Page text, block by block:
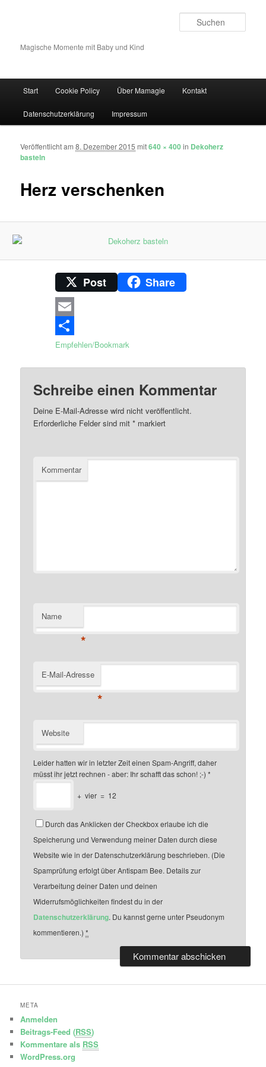
Magische Momente mit Baby und Kind
Zum Inhalt wechseln
Zum sekundären Inhalt wechseln
Start Cookie Policy Über Mamagie Kontakt
Datenschutzerklärung Impressum
Bilder-Navigation
Herz verschenken
Veröffentlicht am8. Dezember 2015 mit640 × 400in Dekoherz
basteln
Post Share
Email
Empfehlen/Bookmark
Schreibe einen Kommentar
Deine E-Mail-Adresse wird nicht veröffentlicht.
Erforderliche Felder sind mit* markiert
Kommentar
Name
*
E-Mail-Adresse
*
Website
Leider hatten wir in letzter Zeit einen Spam-Angriff, daher
müsst ihr jetzt rechnen - aber: Ihr schafft das schon! ;-) *
+ vier = 12
Durch das Anklicken der Checkbox erlaube ich die
Speicherung und Verwendung meiner Daten durch diese
Website wie in der Datenschutzerklärung beschrieben. (Die
Spamprüfung erfolgt über Antispam Bee. Details zur
Verarbeitung deiner Daten und deinen
Widerrufsmöglichkeiten findest du in der
Datenschutzerklärung. Du kannst gerne unter Pseudonym
kommentieren.)*
META
Anmelden
Beitrags-Feed (RSS)
Kommentare als RSS
WordPress.org